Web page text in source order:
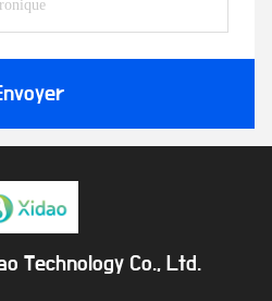
Technology Co., Ltd.